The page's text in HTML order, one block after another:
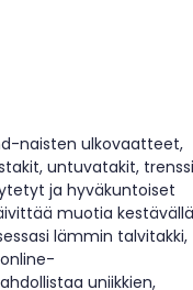
naisten ulkovaatteet,
untuvatakit,
ja hyväkuntoiset
muotia kestävällä
lämmin talvitakki,
uniikkien,